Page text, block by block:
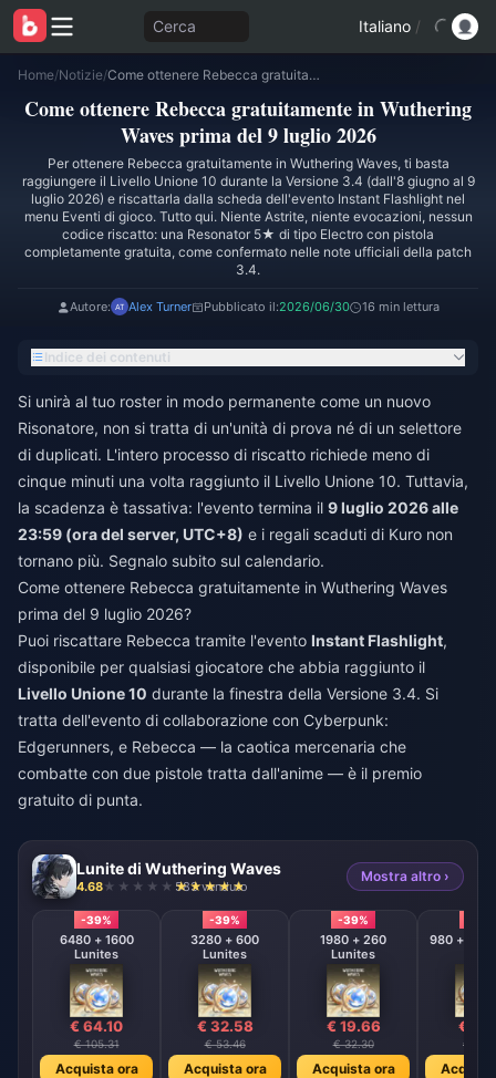
Cerca Italiano /
Home/Notizie/ Come ottenere Rebecca gratuitamente in Wuthering Waves prima del 9 luglio 2026
Come ottenere Rebecca gratuitamente in Wuthering
Waves prima del 9 luglio 2026
Per ottenere Rebecca gratuitamente in Wuthering Waves, ti basta
raggiungere il Livello Unione 10 durante la Versione 3.4 (dall'8 giugno al 9
luglio 2026) e riscattarla dalla scheda dell'evento Instant Flashlight nel
menu Eventi di gioco. Tutto qui. Niente Astrite, niente evocazioni, nessun
codice riscatto: una Resonator 5★ di tipo Electro con pistola
completamente gratuita, come confermato nelle note ufficiali della patch
3.4.
Autore: Alex Turner Pubblicato il:2026/06/30 16 min lettura
Indice dei contenuti
Si unirà al tuo roster in modo permanente come un nuovo
Risonatore, non si tratta di un'unità di prova né di un selettore
di duplicati. L'intero processo di riscatto richiede meno di
cinque minuti una volta raggiunto il Livello Unione 10. Tuttavia,
la scadenza è tassativa: l'evento termina il 9 luglio 2026 alle
23:59 (ora del server, UTC+8) e i regali scaduti di Kuro non
tornano più. Segnalo subito sul calendario.
Come ottenere Rebecca gratuitamente in Wuthering Waves
prima del 9 luglio 2026?
Puoi riscattare Rebecca tramite l'evento Instant Flashlight,
disponibile per qualsiasi giocatore che abbia raggiunto il
Livello Unione 10 durante la finestra della Versione 3.4. Si
tratta dell'evento di collaborazione con Cyberpunk:
Edgerunners, e Rebecca — la caotica mercenaria che
combatte con due pistole tratta dall'anime — è il premio
gratuito di punta.
Lunite di Wuthering Waves
4.68 583 venduto
Mostra altro ›
-39%
6480 + 1600
Lunites
€ 64.10
€ 105.31
Acquista ora
-39%
3280 + 600
Lunites
€ 32.58
€ 53.46
Acquista ora
-39%
1980 + 260
Lunites
€ 19.66
€ 32.30
Acquista ora
980 + 110
€
€